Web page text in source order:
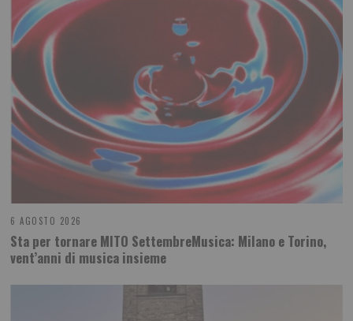
6 AGOSTO 2026
Sta per tornare MITO SettembreMusica: Milano e Torino,
vent’anni di musica insieme